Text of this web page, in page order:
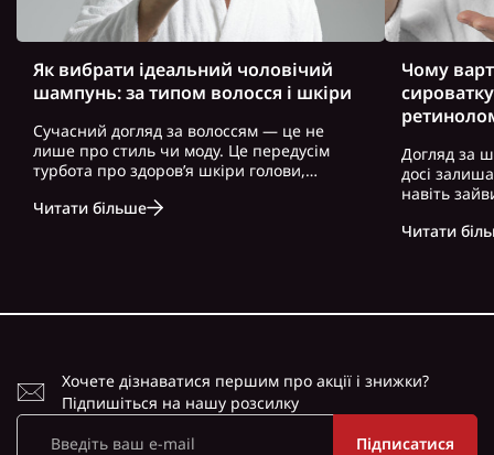
Як вибрати ідеальний чоловічий
шампунь: за типом волосся і шкіри
Сучасний догляд за волоссям — це не
лише про стиль чи моду. Це передусім
турбота про здоров’я шкіри голови,
актуально для чоловіків, які часто
Читати більше
Чому
Догляд за
досі
навіть
косметику.
Читати
Хочете дізнаватися першим про акції і знижки?
Підпишіться на нашу розсилку
Підписатися